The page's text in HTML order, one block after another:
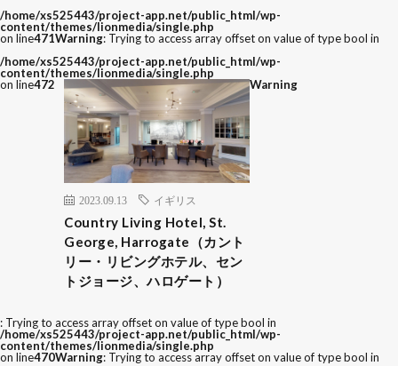
/home/xs525443/project-app.net/public_html/wp-
content/themes/lionmedia/single.php
on line471Warning: Trying to access array offset on value of type bool in
/home/xs525443/project-app.net/public_html/wp-
content/themes/lionmedia/single.php
on line472
2023.09.13 イギリス
Country Living Hotel, St.
George, Harrogate（カント
リー・リビングホテル、セン
トジョージ、ハロゲート）
Warning
: Trying to access array offset on value of type bool in
/home/xs525443/project-app.net/public_html/wp-
content/themes/lionmedia/single.php
on line470Warning: Trying to access array offset on value of type bool in